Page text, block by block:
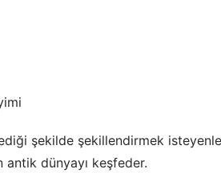
şekilde şekillendirmek
dünyayı keşfeder.